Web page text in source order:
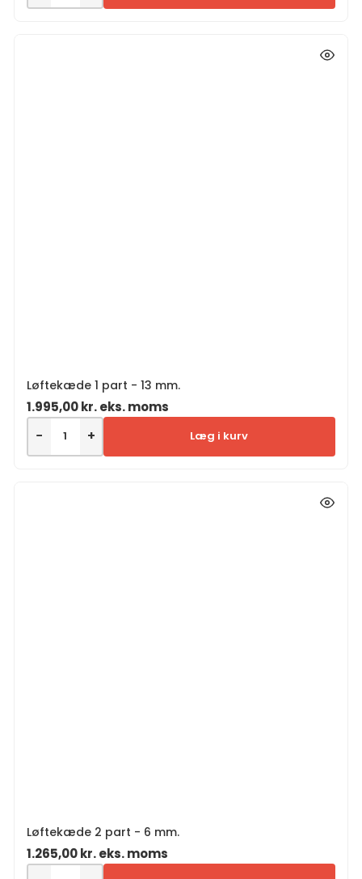
Løftekæde 1 part - 13 mm.
1.995,00kr.eks. moms
− + Læg i kurv
Løftekæde 2 part - 6 mm.
1.265,00kr.eks. moms